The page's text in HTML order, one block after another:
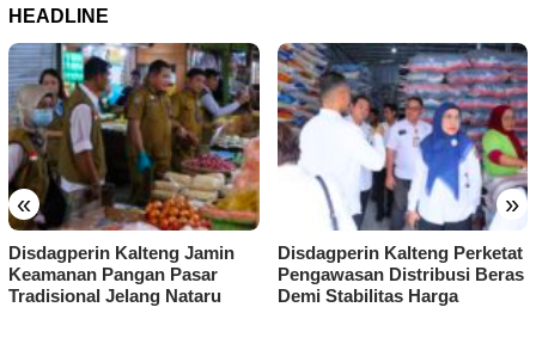
HEADLINE
« »
Disdagperin Kalteng Jamin
Keamanan Pangan Pasar
Tradisional Jelang Nataru
Disdagperin Kalteng Perketat
Pengawasan Distribusi Beras
Demi Stabilitas Harga